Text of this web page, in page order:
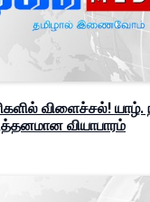
விளைச்சல்! யாழ்.
வியாபாரம்